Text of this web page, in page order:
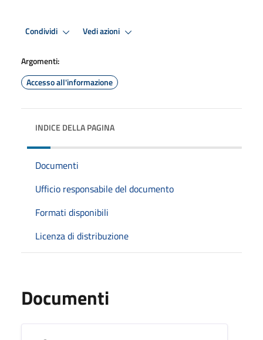
Condividi Vedi azioni
Argomenti:
Accesso all'informazione
INDICE DELLA PAGINA
Documenti
Ufficio responsabile del documento
Formati disponibili
Licenza di distribuzione
Documenti